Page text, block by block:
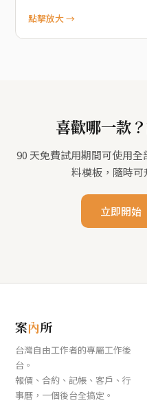
點擊放大 →
喜歡哪一款
90 天免費試用期間可使用全
料模板，隨時可
立即開始
案內所
台灣自由工作者的專屬工作後
台。
報價、合約、記帳、客戶、行
事曆，一個後台全搞定。